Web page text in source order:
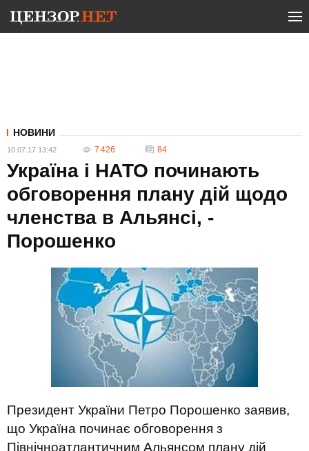
НОВИНИ
10.07.17 13:42 7 426 84
Україна і НАТО починають
обговорення плану дій щодо
членства в Альянсі, -
Порошенко
Президент України Петро Порошенко заявив,
що Україна починає обговорення з
Північноатлантичним Альянсом плану дій